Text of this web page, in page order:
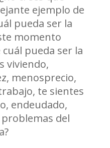
ejemplo de
pueda ser la
momento
pueda ser la
viviendo,
menosprecio,
te sientes
endeudado,
del